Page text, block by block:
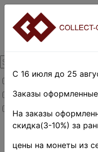
Товары со скидкой
Товары в наличии
Новинки
С 16 июля до 25
Заказы
На заказы
скидка(3-10%) за
цены на монеты из